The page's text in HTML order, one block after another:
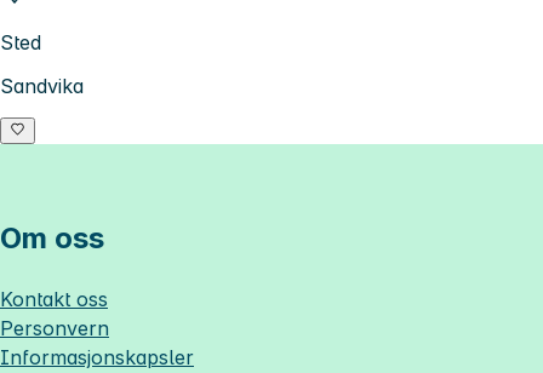
Sted
Sandvika
Om oss
Kontakt oss
Personvern
Informasjonskapsler